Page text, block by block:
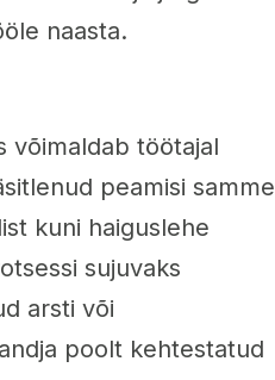
naasta.
võimaldab töötajal
peamisi samme
kuni haiguslehe
sujuvaks
arsti või
poolt kehtestatud